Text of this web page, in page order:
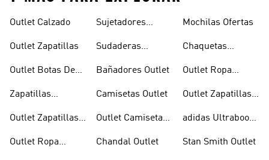
Outlet Calzado
Outlet Zapatillas
Outlet Botas De
Zapatillas
Outlet Zapatillas
Outlet Ropa
Sujetadores
Ofertas
Sudaderas
Bañadores Outlet
Camisetas Outlet
Outlet Camisetas
Chandal Outlet
Mochilas Ofertas
Chaquetas
Outlet Ropa
Outlet Zapatillas
adidas Ultraboost
Stan Smith Outlet